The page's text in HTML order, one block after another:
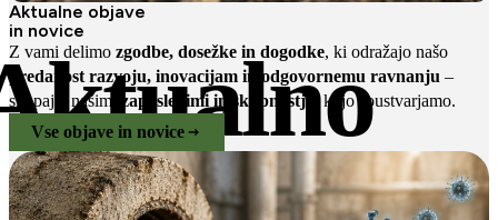
Aktualne objave
in novice
Z vami delimo zgodbe, dosežke in dogodke, ki odražajo našo
predanost razvoju, inovacijam in odgovornemu ravnanju –
skupaj z našimi
zaposlenimi in skupnostjo
, ki jo soustvarjamo.
Vse objave in novice